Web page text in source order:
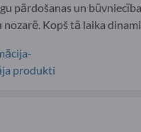
pārdošanas un
Kopš tā laika
produkti